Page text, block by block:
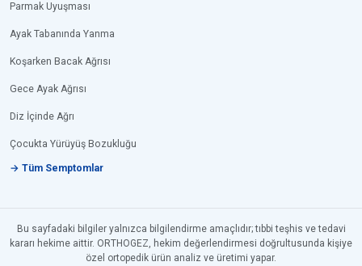
Parmak Uyuşması
Ayak Tabanında Yanma
Koşarken Bacak Ağrısı
Gece Ayak Ağrısı
Diz İçinde Ağrı
Çocukta Yürüyüş Bozukluğu
→ Tüm Semptomlar
Bu sayfadaki bilgiler yalnızca bilgilendirme amaçlıdır; tıbbi teşhis ve tedavi
kararı hekime aittir. ORTHOGEZ, hekim değerlendirmesi doğrultusunda kişiye
özel ortopedik ürün analiz ve üretimi yapar.